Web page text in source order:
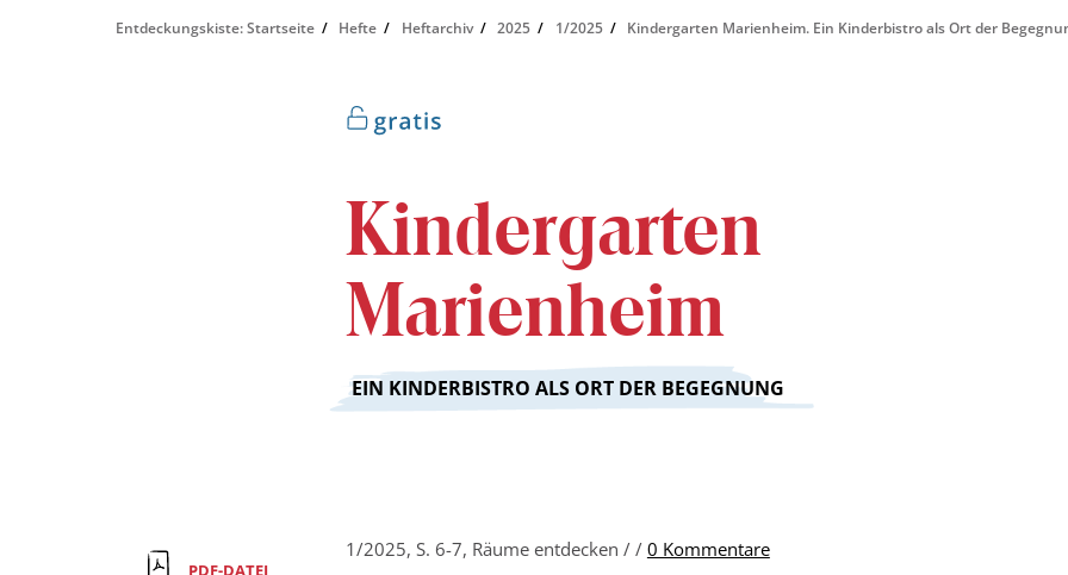
Entdeckungskiste: Startseite Hefte Heftarchiv 2025 1/2025 Kindergarten Marienheim. Ein Kinderbistro als Ort der
Kindergarten
Marienheim
:
EIN KINDERBISTRO ALS ORT DER BEGEGNUNG
1/2025, S. 6-7, Räume entdecken / / 0 Kommentare